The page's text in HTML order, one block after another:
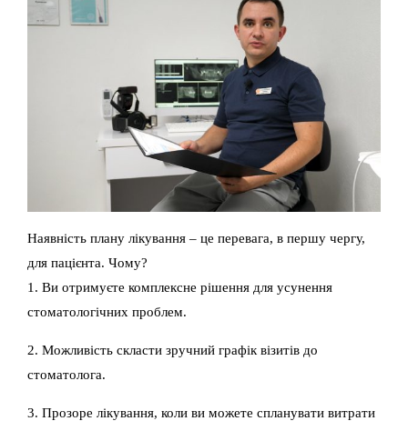
Наявність плану лікування – це перевага, в першу чергу,
для пацієнта. Чому?
1. Ви отримуєте комплексне рішення для усунення
стоматологічних проблем.
2. Можливість скласти зручний графік візитів до
стоматолога.
3. Прозоре лікування, коли ви можете спланувати витрати